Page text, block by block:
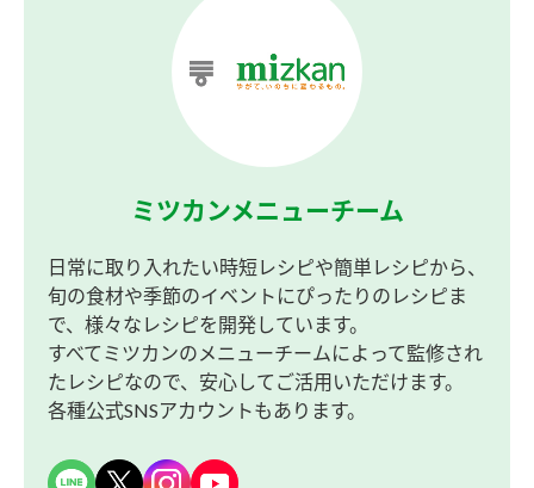
ミツカンメニューチーム
日常に取り入れたい時短レシピや簡単レシピから、
旬の食材や季節のイベントにぴったりのレシピま
で、様々なレシピを開発しています。
すべてミツカンのメニューチームによって監修され
たレシピなので、安心してご活用いただけます。
各種公式SNSアカウントもあります。